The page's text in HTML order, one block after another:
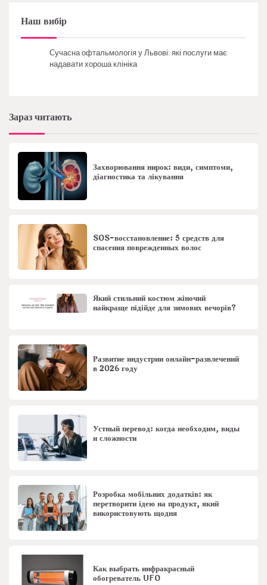
Наш вибір
Сучасна офтальмологія у Львові: які послуги має
надавати хороша клініка
Зараз читають
Захворювання нирок: види, симптоми,
діагностика та лікування
SOS-восстановление: 5 средств для
спасения поврежденных волос
Який стильний костюм жіночий
найкраще підійде для зимових вечорів?
Развитие индустрии онлайн-развлечений
в 2026 году
Устный перевод: когда необходим, виды
и сложности
Розробка мобільних додатків: як
перетворити ідею на продукт, який
використовують щодня
Как выбрать инфракрасный
обогреватель UFO